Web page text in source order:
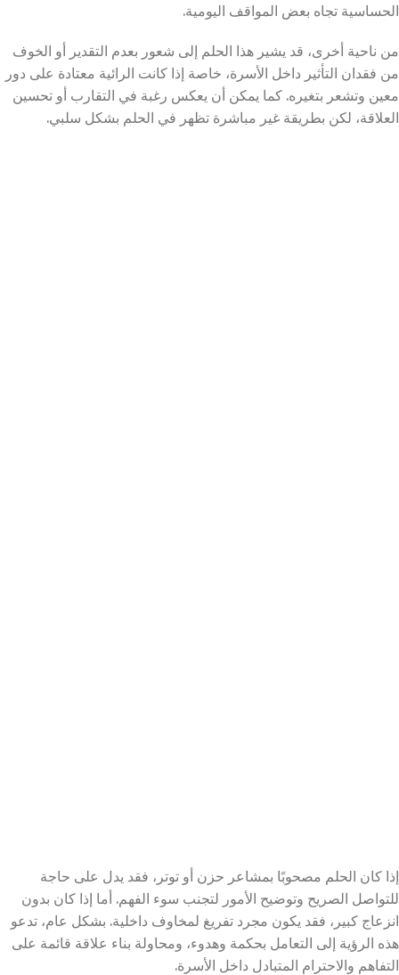
الحساسية تجاه بعض المواقف اليومية.
من ناحية أخرى، قد يشير هذا الحلم إلى شعور بعدم التقدير أو الخوف
من فقدان التأثير داخل الأسرة، خاصة إذا كانت الرائية معتادة على دور
معين وتشعر بتغيره. كما يمكن أن يعكس رغبة في التقارب أو تحسين
العلاقة، لكن بطريقة غير مباشرة تظهر في الحلم بشكل سلبي.
إذا كان الحلم مصحوبًا بمشاعر حزن أو توتر، فقد يدل على حاجة
للتواصل الصريح وتوضيح الأمور لتجنب سوء الفهم. أما إذا كان بدون
انزعاج كبير، فقد يكون مجرد تفريغ لمخاوف داخلية. بشكل عام، تدعو
هذه الرؤية إلى التعامل بحكمة وهدوء، ومحاولة بناء علاقة قائمة على
التفاهم والاحترام المتبادل داخل الأسرة.